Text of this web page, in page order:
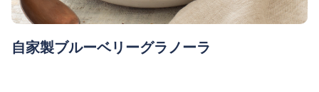
自家製ブルーベリーグラノーラ